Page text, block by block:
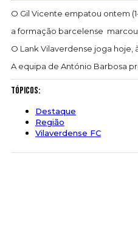
O Gil Vicente empatou ontem
a formação barcelense marcou
O Lank Vilaverdense joga hoje,
A equipa de António Barbosa
Tópicos:
Destaque
Região
Vilaverdense FC